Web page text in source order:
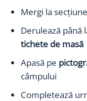
Mergi la
Derulează până
tichete de masă
Apasă pe
câmpului
Completează